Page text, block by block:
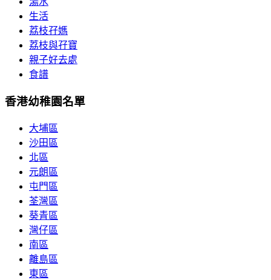
生活
荔枝孖媽
荔枝與孖寶
親子好去處
食譜
香港幼稚園名單
大埔區
沙田區
北區
元朗區
屯門區
荃灣區
葵青區
灣仔區
南區
離島區
東區